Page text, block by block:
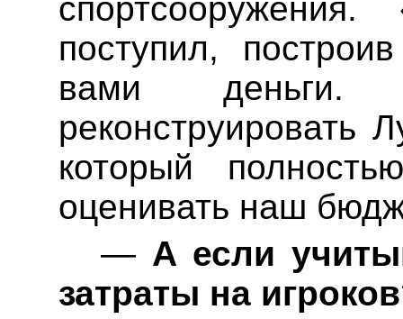
поступил,
вами
реконструировать
который
оценивать наш
—А если
затраты на